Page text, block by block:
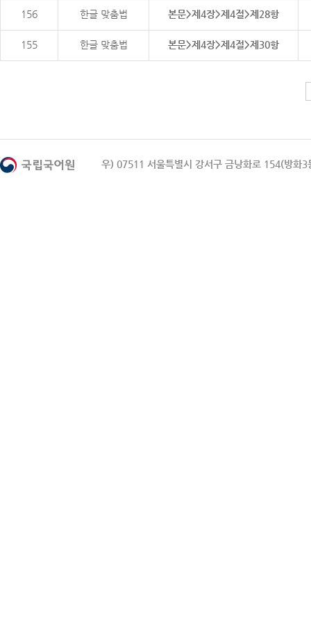
156 한글 맞춤법 본문>제4장>제4절>제28항
155 한글 맞춤법 본문>제4장>제4절>제30항
우) 07511 서울특별시 강서구 금낭화로 154(방화3